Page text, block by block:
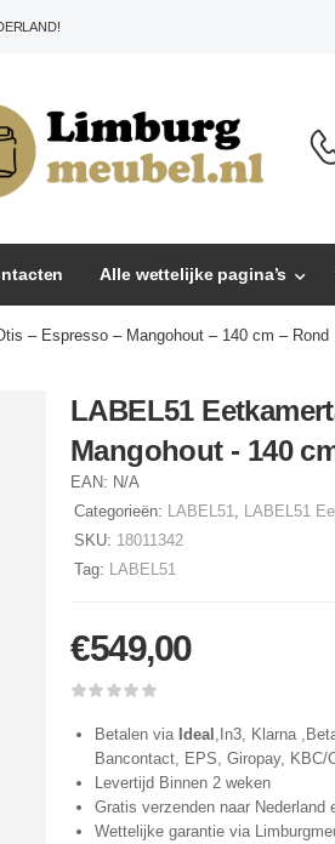
Alle wettelijke pagina’s
– Espresso – Mangohout – 140 cm – Rond
LABEL51
Mangohout - 140
EAN: N/A
Categorieën: LABEL51, LABEL51
SKU: 18011342
Tag: LABEL51
€549,00
Betalen via Ideal ,In3, Klarna
Bancontact, EPS, Giropay,
Levertijd Binnen 2 weken
Gratis verzenden naar Nederland
Wettelijke garantie via